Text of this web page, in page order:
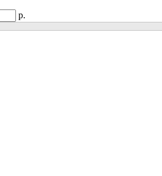
р.